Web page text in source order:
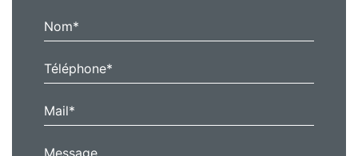
Nom*
Téléphone*
Mail*
Message